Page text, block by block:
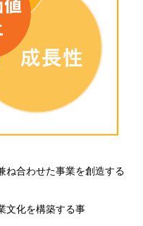
ね合わせた事業を創造する
文化を構築する事